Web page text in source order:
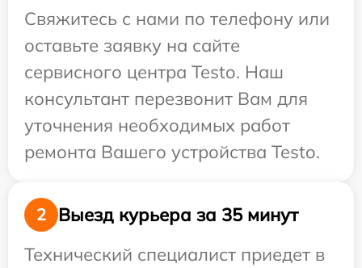
Свяжитесь с нами по телефону или
оставьте заявку на сайте
сервисного центра Testo. Наш
консультант перезвонит Вам для
уточнения необходимых работ
ремонта Вашего устройства Testo.
2
Выезд курьера за 35 минут
Технический специалист приедет в